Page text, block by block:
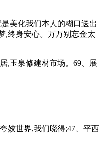
美化我们本人的糊口送出
,终身安心。万万别忘金太
,玉泉修建材市场。69、展
姣世界,我们晓得;47、平西